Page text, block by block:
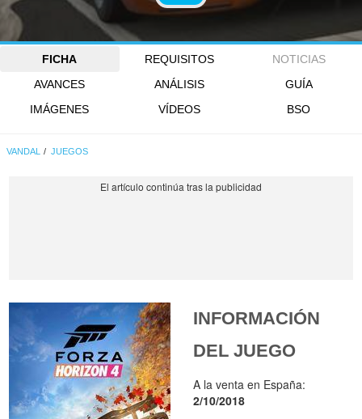
FICHA REQUISITOS
NOTICIAS
AVANCES
ANÁLISIS
GUÍA
IMÁGENES
VÍDEOS BSO
VANDAL JUEGOS
INFORMACIÓN
DEL JUEGO
A la venta en España:
2/10/2018